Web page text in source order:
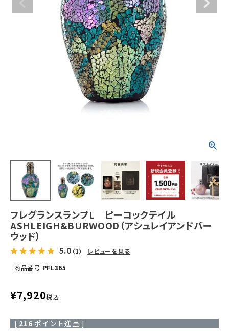
フレグランスランプL ピーコックテイル
ASHLEIGH&BURWOOD（アシュレイアンドバー
ウッド）
5.0 （1）
レビューを見る
商品番号 PFL365
¥7,920税込
[ 216 ポイント進呈 ]